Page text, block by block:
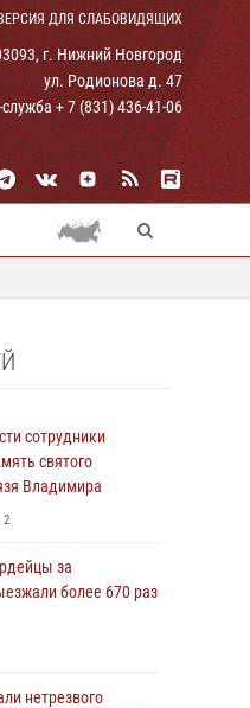
ВЕРСИЯ ДЛЯ СЛАБОВИДЯЩИХ
г. Нижний Новгород
ул. Родионова д. 47
+ 7 (831) 436-41-06
сотрудники
святого
Владимира
2
за
более 670 раз
нетрезвого